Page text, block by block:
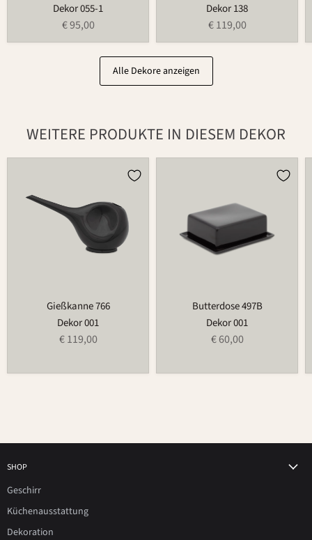
Dekor 055-1
€ 95,00
Dekor 138
€ 119,00
Alle Dekore anzeigen
WEITERE PRODUKTE IN DIESEM DEKOR
Gießkanne 766
Dekor 001
€ 119,00
Butterdose 497B
Dekor 001
€ 60,00
SHOP
Geschirr
Küchenausstattung
Dekoration